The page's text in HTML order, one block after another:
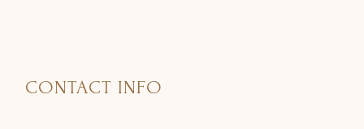
CONTACT INFO